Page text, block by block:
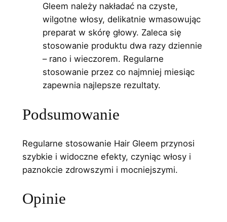
Gleem należy nakładać na czyste,
wilgotne włosy, delikatnie wmasowując
preparat w skórę głowy. Zaleca się
stosowanie produktu dwa razy dziennie
– rano i wieczorem. Regularne
stosowanie przez co najmniej miesiąc
zapewnia najlepsze rezultaty.
Podsumowanie
Regularne stosowanie Hair Gleem przynosi
szybkie i widoczne efekty, czyniąc włosy i
paznokcie zdrowszymi i mocniejszymi.
Opinie